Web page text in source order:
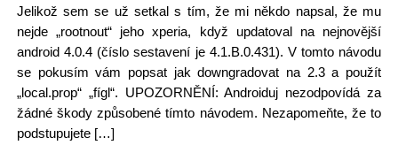
Jelikož sem se už setkal s tím, že mi někdo napsal, že mu
nejde „rootnout“ jeho xperia, když updatoval na nejnovější
android 4.0.4 (číslo sestavení je 4.1.B.0.431). V tomto návodu
se pokusím vám popsat jak downgradovat na 2.3 a použít
„local.prop“ „fígl“. UPOZORNĚNÍ: Androiduj nezodpovídá za
žádné škody způsobené tímto návodem. Nezapomeňte, že to
podstupujete […]